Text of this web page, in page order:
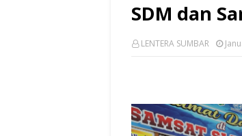
SDM dan
LENTERA SUMBAR